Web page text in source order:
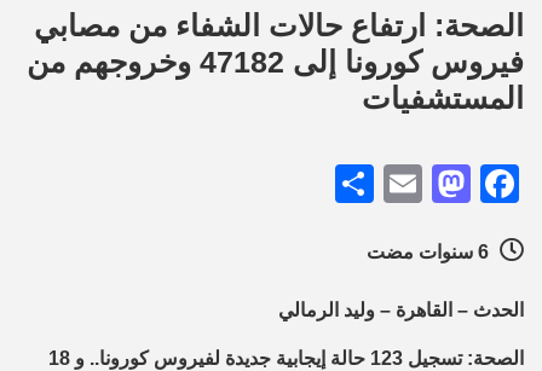
الصحة: ارتفاع حالات الشفاء من مصابي
فيروس كورونا إلى 47182 وخروجهم من
المستشفيات
Facebook
Mastodon
Email
الحدث – القاهرة – وليد الرمالي
الصحة: تسجيل 123 حالة إيجابية جديدة لفيروس كورونا.. و 18